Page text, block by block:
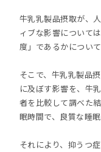
牛乳乳製品摂取が、
ィブな影響について
度」であるかについ
そこで、牛乳乳製品
に及ぼす影響を、牛
者を比較して調べた
眠時間で、良質な睡
それにより、抑うつ